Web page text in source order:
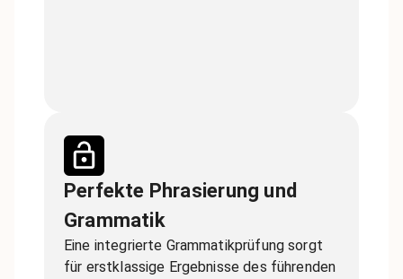
Perfekte Phrasierung und
Grammatik
Eine integrierte Grammatikprüfung sorgt
für erstklassige Ergebnisse des führenden